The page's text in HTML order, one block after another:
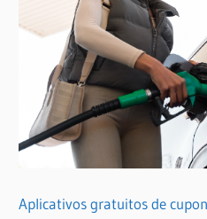
Aplicativos gratuitos de